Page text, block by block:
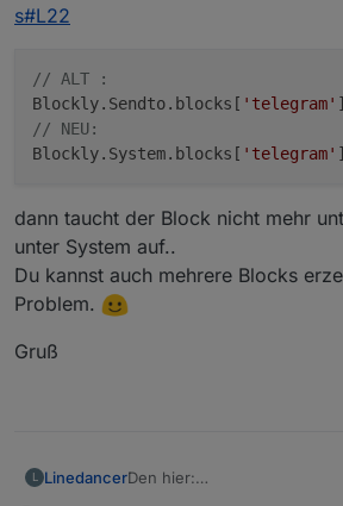
s#L22
// ALT :
Blockly.Sendto.blocks[ 'telegram'
// NEU:
Blockly.System.blocks[ 'telegram'
dann taucht der Block nicht mehr
unter System auf..
Du kannst auch mehrere Blocks
Problem.
Gruß
L LinedancerDen hier: